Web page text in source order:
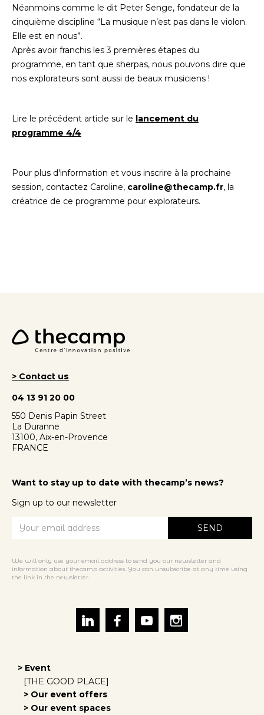
Néanmoins comme le dit Peter Senge, fondateur de la
cinquième discipline “La musique n’est pas dans le violon.
Elle est en nous”.
Après avoir franchis les 3 premières étapes du
programme, en tant que sherpas, nous pouvons dire que
nos explorateurs sont aussi de beaux musiciens !
Lire le précédent article sur le lancement du
programme 4/4
Pour plus d'information et vous inscrire à la prochaine
session, contactez Caroline, caroline@thecamp.fr, la
créatrice de ce programme pour explorateurs.
> Event
[THE GOOD PLACE]
> Our event offers
> Our event spaces
Want to stay up to date with thecamp’s news?
Sign up to our newsletter
We will only use your email address to send you our newsletter and
information about thecamp activities. You can unsubscribe at any time using
the link in the newsletter.
> Contact us
04 13 91 20 00
550 Denis Papin Street
La Duranne
13100, Aix-en-Provence
FRANCE